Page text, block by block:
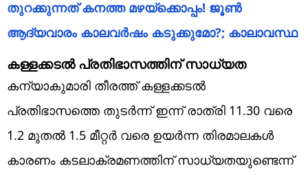
തുറക്കുന്നത് കനത്ത മഴയ്ക്കൊപ്പം! ജൂൺ
ആദ്യവാരം കാലവർഷം കടുക്കുമോ?; കാലാവസ്ഥ
കള്ളക്കടല്‍ പ്രതിഭാസത്തിന് സാധ്യത
കന്യാകുമാരി തീരത്ത് കള്ളക്കടല്‍
പ്രതിഭാസത്തെ തുടര്‍ന്ന് ഇന്ന് രാത്രി 11.30 വരെ
1.2 മുതല്‍ 1.5 മീറ്റര്‍ വരെ ഉയര്‍ന്ന തിരമാലകള്‍
കാരണം കടലാക്രമണത്തിന് സാധ്യതയുണ്ടെന്ന്